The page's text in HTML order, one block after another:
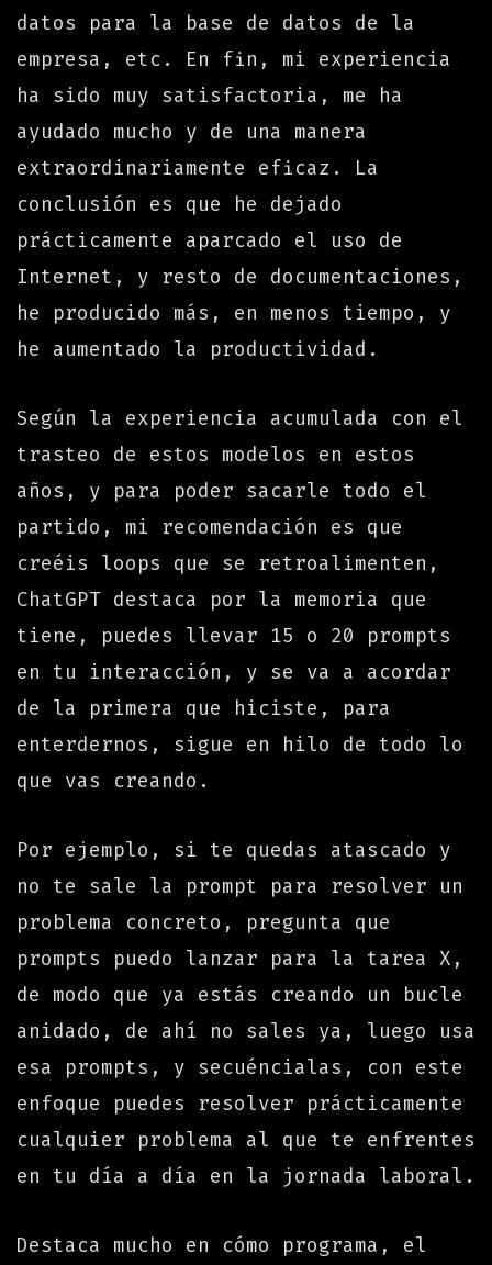
datos para la base de datos de la
empresa, etc. En fin, mi experiencia
ha sido muy satisfactoria, me ha
ayudado mucho y de una manera
extraordinariamente eficaz. La
conclusión es que he dejado
prácticamente aparcado el uso de
Internet, y resto de documentaciones,
he producido más, en menos tiempo, y
he aumentado la productividad.
Según la experiencia acumulada con el
trasteo de estos modelos en estos
años, y para poder sacarle todo el
partido, mi recomendación es que
creéis loops que se retroalimenten,
ChatGPT destaca por la memoria que
tiene, puedes llevar 15 o 20 prompts
en tu interacción, y se va a acordar
de la primera que hiciste, para
enterdernos, sigue en hilo de todo lo
que vas creando.
Por ejemplo, si te quedas atascado y
no te sale la prompt para resolver un
problema concreto, pregunta que
prompts puedo lanzar para la tarea X,
de modo que ya estás creando un bucle
anidado, de ahí no sales ya, luego usa
esa prompts, y secuéncialas, con este
enfoque puedes resolver prácticamente
cualquier problema al que te enfrentes
en tu día a día en la jornada laboral.
Destaca mucho en cómo programa, el